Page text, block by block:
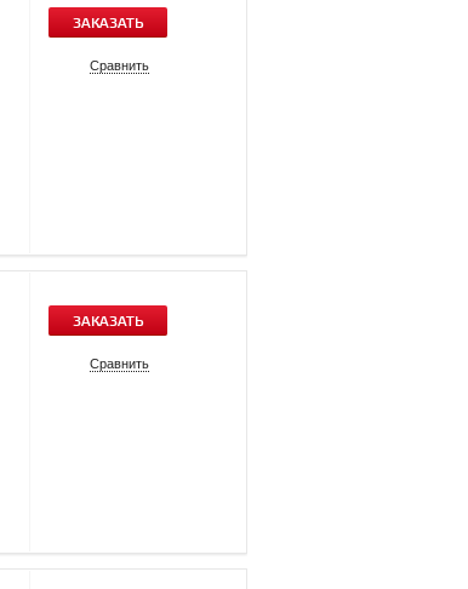
ЗАКАЗАТЬ
Сравнить
ЗАКАЗАТЬ
Сравнить